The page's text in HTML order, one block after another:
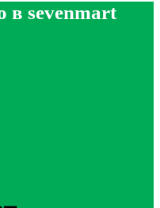
в sevenmart